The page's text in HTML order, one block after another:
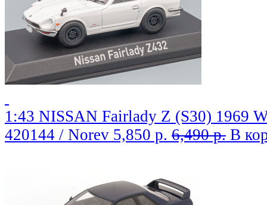
1:43 NISSAN Fairlady Z (S30) 1969
420144 / Norev 5,850 р. 6,490 р. В